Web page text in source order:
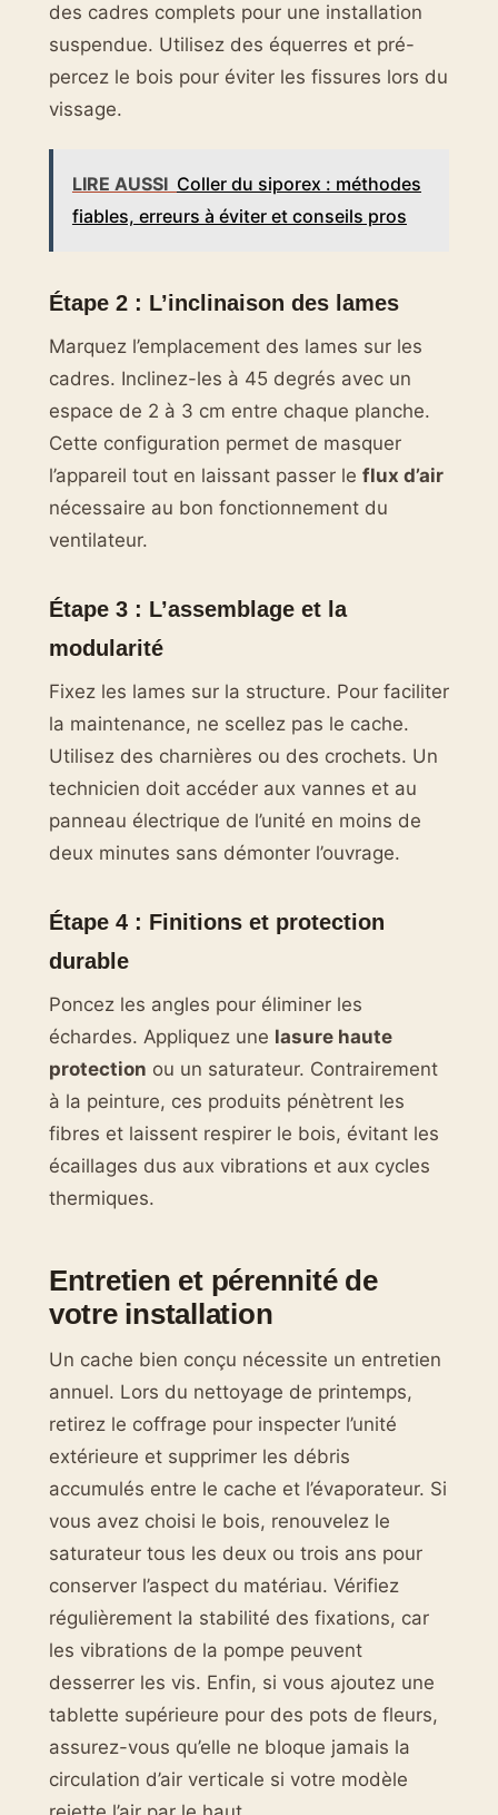
des cadres complets pour une installation
suspendue. Utilisez des équerres et pré-
percez le bois pour éviter les fissures lors du
vissage.
LIRE AUSSI Coller du siporex : méthodes
fiables, erreurs à éviter et conseils pros
Étape 2 : L’inclinaison des lames
Marquez l’emplacement des lames sur les
cadres. Inclinez-les à 45 degrés avec un
espace de 2 à 3 cm entre chaque planche.
Cette configuration permet de masquer
l’appareil tout en laissant passer le flux d’air
nécessaire au bon fonctionnement du
ventilateur.
Étape 3 : L’assemblage et la
modularité
Fixez les lames sur la structure. Pour faciliter
la maintenance, ne scellez pas le cache.
Utilisez des charnières ou des crochets. Un
technicien doit accéder aux vannes et au
panneau électrique de l’unité en moins de
deux minutes sans démonter l’ouvrage.
Étape 4 : Finitions et protection
durable
Poncez les angles pour éliminer les
échardes. Appliquez une lasure haute
protection ou un saturateur. Contrairement
à la peinture, ces produits pénètrent les
fibres et laissent respirer le bois, évitant les
écaillages dus aux vibrations et aux cycles
thermiques.
Entretien et pérennité de
votre installation
Un cache bien conçu nécessite un entretien
annuel. Lors du nettoyage de printemps,
retirez le coffrage pour inspecter l’unité
extérieure et supprimer les débris
accumulés entre le cache et l’évaporateur. Si
vous avez choisi le bois, renouvelez le
saturateur tous les deux ou trois ans pour
conserver l’aspect du matériau. Vérifiez
régulièrement la stabilité des fixations, car
les vibrations de la pompe peuvent
desserrer les vis. Enfin, si vous ajoutez une
tablette supérieure pour des pots de fleurs,
assurez-vous qu’elle ne bloque jamais la
circulation d’air verticale si votre modèle